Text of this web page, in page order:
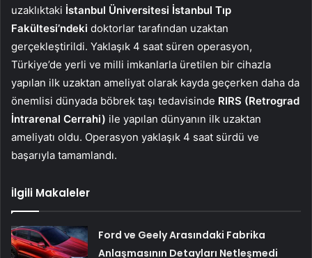
uzaklıktaki İstanbul Üniversitesi İstanbul Tıp
Fakültesi’ndeki doktorlar tarafından uzaktan
gerçekleştirildi. Yaklaşık 4 saat süren operasyon,
Türkiye’de yerli ve milli imkanlarla üretilen bir cihazla
yapılan ilk uzaktan ameliyat olarak kayda geçerken daha da
önemlisi dünyada böbrek taşı tedavisinde RIRS (Retrograd
İntrarenal Cerrahi) ile yapılan dünyanın ilk uzaktan
ameliyatı oldu. Operasyon yaklaşık 4 saat sürdü ve
başarıyla tamamlandı.
İlgili Makaleler
Ford ve Geely Arasındaki Fabrika
Anlaşmasının Detayları Netleşmedi